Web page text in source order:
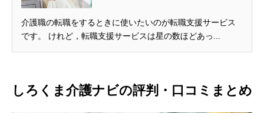
介護職の転職をするときに使いたいのが転職支援サービス
です。 けれど，転職支援サービスは星の数ほどあっ...
しろくま介護ナビの評判・口コミまとめ